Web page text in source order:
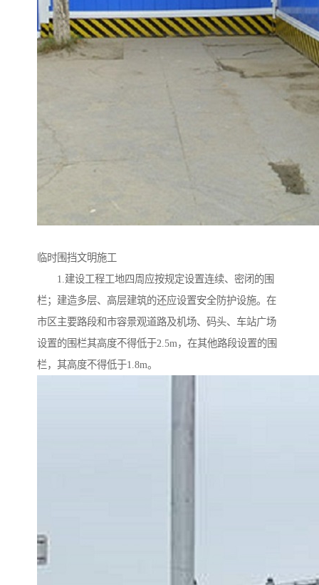
临时围挡文明施工
1.建设工程工地四周应按规定设置连续、密闭的围
栏；建造多层、高层建筑的还应设置安全防护设施。在
市区主要路段和市容景观道路及机场、码头、车站广场
设置的围栏其高度不得低于2.5m，在其他路段设置的围
栏，其高度不得低于1.8m。